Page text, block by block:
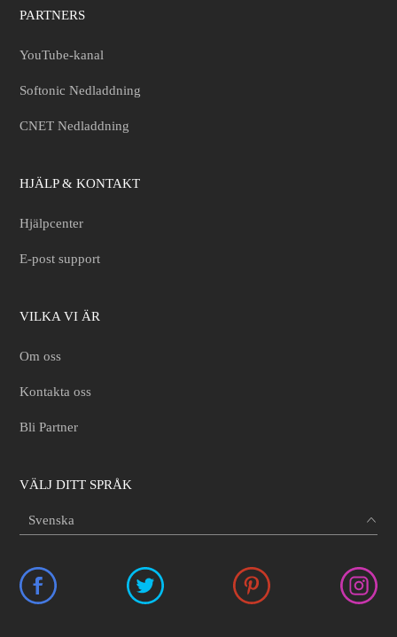
PARTNERS
YouTube-kanal
Softonic Nedladdning
CNET Nedladdning
HJÄLP & KONTAKT
Hjälpcenter
E-post support
VILKA VI ÄR
Om oss
Kontakta oss
Bli Partner
VÄLJ DITT SPRÅK